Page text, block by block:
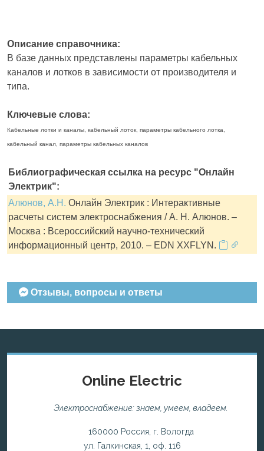
Описание справочника:
В базе данных представлены параметры кабельных
каналов и лотков в зависимости от производителя и
типа.
Ключевые слова:
Кабельные лотки и каналы, кабельный лоток, параметры кабельного лотка,
кабельный канал, параметры кабельных каналов
Библиографическая ссылка на ресурс "Онлайн
Электрик":
Алюнов, А.Н. Онлайн Электрик : Интерактивные
расчеты систем электроснабжения / А. Н. Алюнов. –
Москва : Всероссийский научно-технический
информационный центр, 2010. – EDN XXFLYN.
Отзывы, вопросы и ответы
Online Electric
Электроснабжение: знаем, умеем, владеем.
160000 Россия, г. Вологда
ул. Галкинская, 1, оф. 116